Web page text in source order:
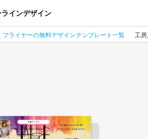
ラインデザイン
フライヤーの無料デザインテンプレート一覧 工房